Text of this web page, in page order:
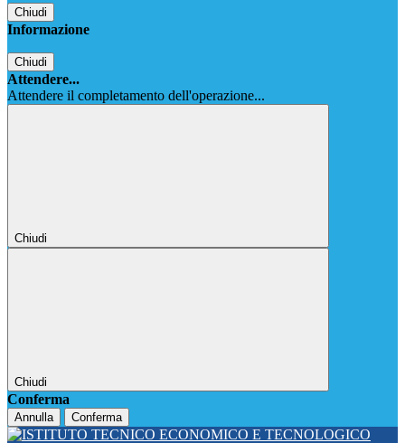
Chiudi
Informazione
Chiudi
Attendere...
Attendere il completamento dell'operazione...
Chiudi
Chiudi
Conferma
Annulla Conferma